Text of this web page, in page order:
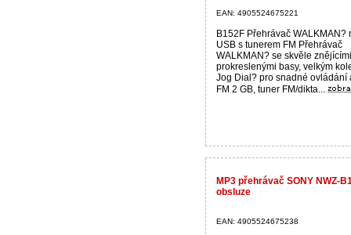
EAN: 4905524675221
B152F Přehrávač WALKMAN?
USB s tunerem FM Přehrávač
WALKMAN? se skvěle znějícími
prokreslenými basy, velkým
Jog Dial? pro snadné ovládání
FM 2 GB, tuner FM/dikta...
MP3 přehrávač SONY NWZ-
obsluze
EAN: 4905524675238